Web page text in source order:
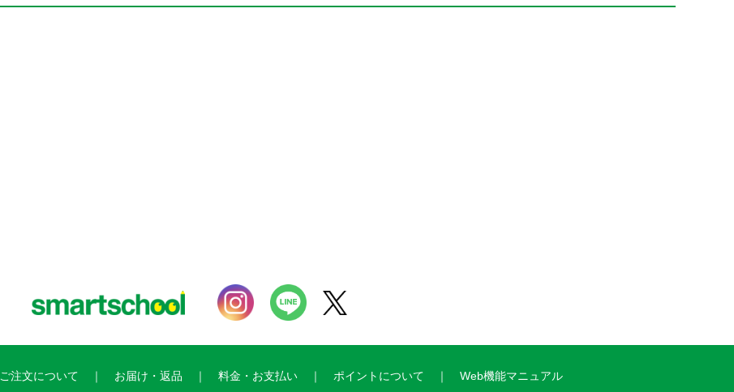
ご注文について お届け・返品 料金・お支払い ポイントについて Web機能マニュアル